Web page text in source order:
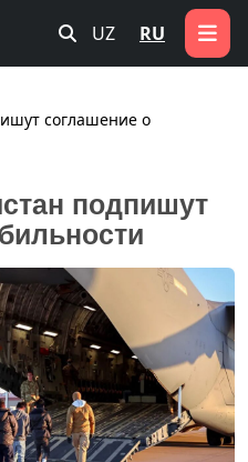
UZ RU
соглашение о
подпишут